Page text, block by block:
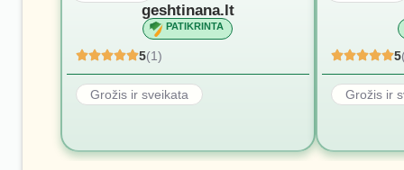
geshtinana.lt
PATIKRINTA
5(1)
Grožis ir sveikata
5
Grožis ir